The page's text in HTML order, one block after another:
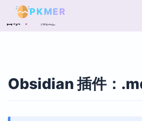
PKMER
目录 概述
Obsidian 插件：